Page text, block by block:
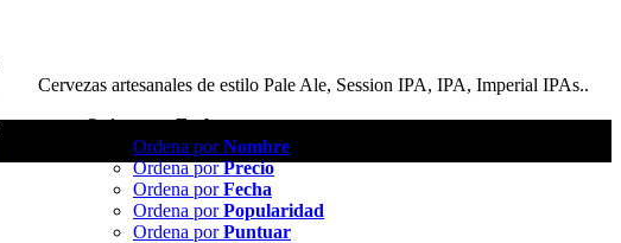
Cervezas artesanales de estilo Pale Ale, Session IPA, IPA, Imperial IPAs..
Ordena porFecha
Ordena porNombre
Ordena porPrecio
Ordena porFecha
Ordena porPopularidad
Ordena porPuntuar